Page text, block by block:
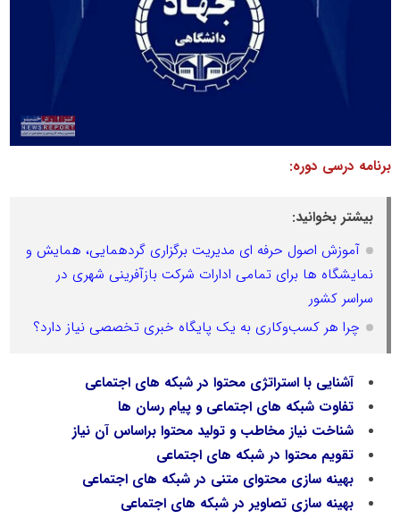
برنامه درسی دوره:
بیشتر بخوانید:
آموزش اصول حرفه ای مدیریت برگزاری گردهمایی، همایش و
نمایشگاه ها برای تمامی ادارات شرکت بازآفرینی شهری در
سراسر کشور
چرا هر کسب‌وکاری به یک پایگاه خبری تخصصی نیاز دارد؟
آشنایی با استراتژی محتوا در شبکه های اجتماعی
تفاوت شبکه های اجتماعی و پیام رسان ها
شناخت نیاز مخاطب و تولید محتوا براساس آن نیاز
تقویم محتوا در شبکه های اجتماعی
بهینه سازی محتوای متنی در شبکه های اجتماعی
بهینه سازی تصاویر در شبکه های اجتماعی